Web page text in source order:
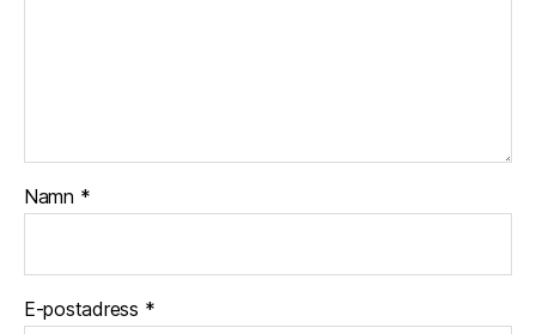
Namn *
E-postadress *